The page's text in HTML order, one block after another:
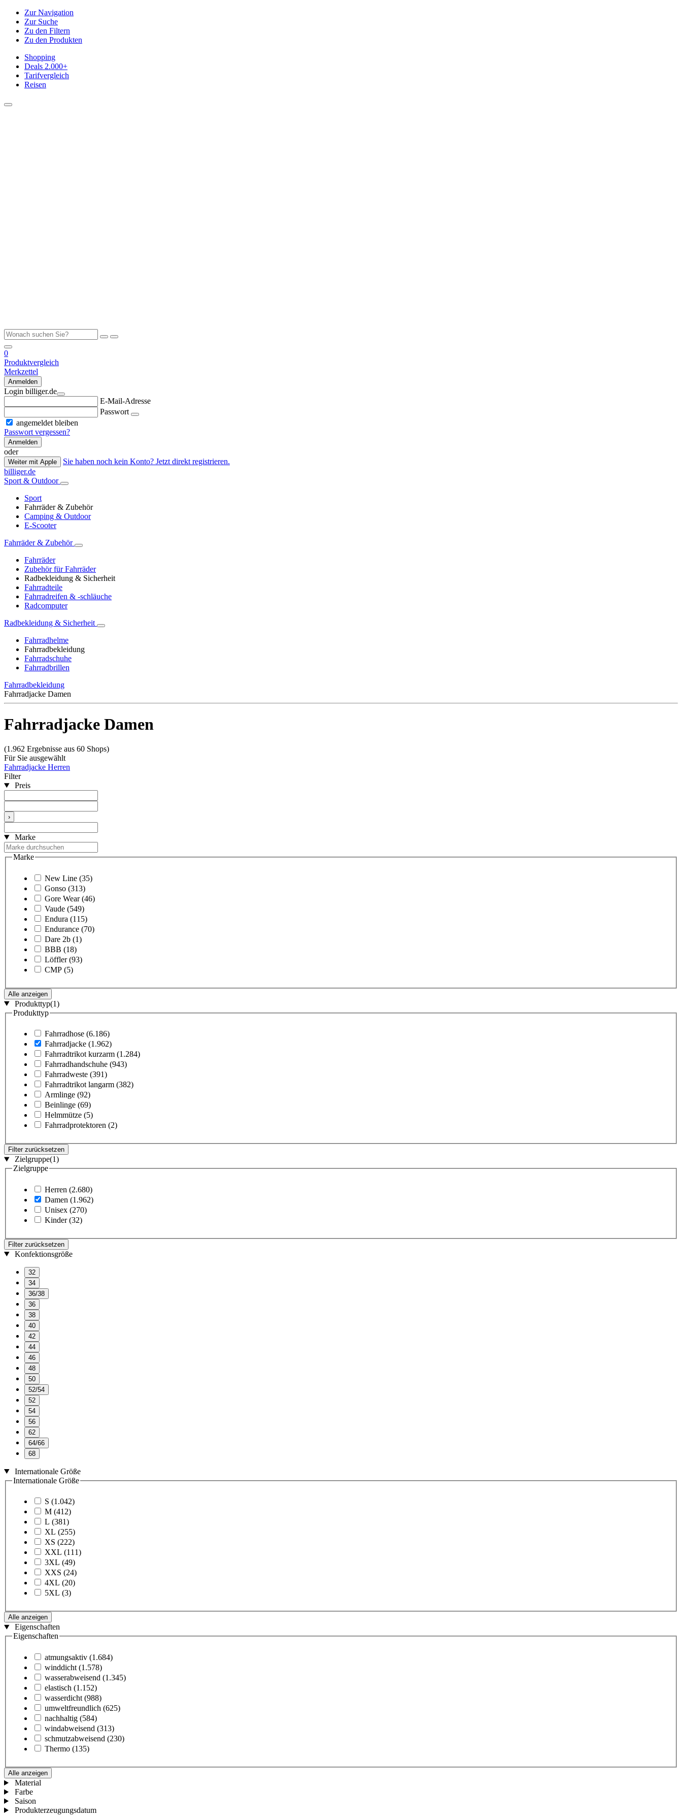
Zur Navigation
Zur Suche
Zu den Filtern
Zu den Produkten
Shopping
Deals 2.000+
Tarifvergleich
Reisen
0
Produktvergleich
Merkzettel
Anmelden
Login billiger.de
E-Mail-Adresse
Passwort
angemeldet bleiben
Passwort vergessen?
Anmelden
oder
Weiter mit Apple
Sie haben noch kein Konto? Jetzt direkt registrieren.
billiger.de
Sport & Outdoor
Sport
Fahrräder & Zubehör
Camping & Outdoor
E-Scooter
Fahrräder & Zubehör
Fahrräder
Zubehör für Fahrräder
Radbekleidung & Sicherheit
Fahrradteile
Fahrradreifen & -schläuche
Radcomputer
Radbekleidung & Sicherheit
Fahrradhelme
Fahrradbekleidung
Fahrradschuhe
Fahrradbrillen
Fahrradbekleidung
Fahrradjacke Damen
Fahrradjacke Damen
(1.962 Ergebnisse aus 60 Shops)
Für Sie ausgewählt
Fahrradjacke Herren
Filter
Preis
›
Marke
Marke
New Line (35)
Gonso (313)
Gore Wear (46)
Vaude (549)
Endura (115)
Endurance (70)
Dare 2b (1)
BBB (18)
Löffler (93)
CMP (5)
Alle anzeigen
Produkttyp(1)
Produkttyp
Fahrradhose (6.186)
Fahrradjacke (1.962)
Fahrradtrikot kurzarm (1.284)
Fahrradhandschuhe (943)
Fahrradweste (391)
Fahrradtrikot langarm (382)
Armlinge (92)
Beinlinge (69)
Helmmütze (5)
Fahrradprotektoren (2)
Filter zurücksetzen
Zielgruppe(1)
Zielgruppe
Herren (2.680)
Damen (1.962)
Unisex (270)
Kinder (32)
Filter zurücksetzen
Konfektionsgröße
32
34
36/38
36
38
40
42
44
46
48
50
52/54
52
54
56
62
64/66
68
Internationale Größe
Internationale Größe
S (1.042)
M (412)
L (381)
XL (255)
XS (222)
XXL (111)
3XL (49)
XXS (24)
4XL (20)
5XL (3)
Alle anzeigen
Eigenschaften
Eigenschaften
atmungsaktiv (1.684)
winddicht (1.578)
wasserabweisend (1.345)
elastisch (1.152)
wasserdicht (988)
umweltfreundlich (625)
nachhaltig (584)
windabweisend (313)
schmutzabweisend (230)
Thermo (135)
Alle anzeigen
Material
Farbe
Saison
Produkterzeugungsdatum